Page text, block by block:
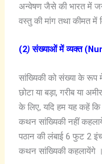
अन्वेषण जैसे की भारत में
वस्तु की मांग तथा कीमत में
(2)संख्याओं में व्यक्त
सांख्यिकी को संख्या के रूप
छोटा या बड़ा, गरीब या
के लिए, यदि हम यह कहें कि
कथन सांख्यिकी नहीं
पठान की लंबाई 6 फुट 2
कथन सांख्यिकी कहलायेंगे ।